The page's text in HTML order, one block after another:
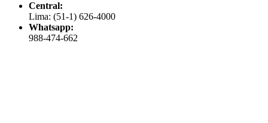
Central:
Lima: (51-1) 626-4000
Whatsapp:
988-474-662